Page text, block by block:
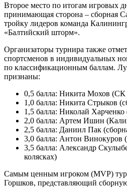
Второе место по итогам игровых
принимающая сторона – сборная
тройку лидеров команда
«Балтийский шторм».
Организаторы турнира также
спортсменов в индивидуальных
по классификационным баллам.
признаны:
0,5 балла: Никита Мохов (СК
1,0 балла: Никита Стрыков
1,5 балла: Николай
2,0 балла: Артем Ишин
2,5 балла: Даниил Пак
3,0 балла: Антон Винокуров
3,5 балла: Александр
колясках)
Самым ценным игроком (MVP)
Горшков, представляющий